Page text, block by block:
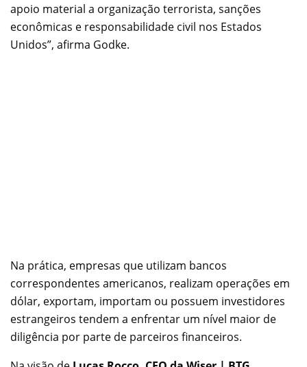
apoio material a organização terrorista, sanções
econômicas e responsabilidade civil nos Estados
Unidos”, afirma Godke.
Na prática, empresas que utilizam bancos
correspondentes americanos, realizam operações em
dólar, exportam, importam ou possuem investidores
estrangeiros tendem a enfrentar um nível maior de
diligência por parte de parceiros financeiros.